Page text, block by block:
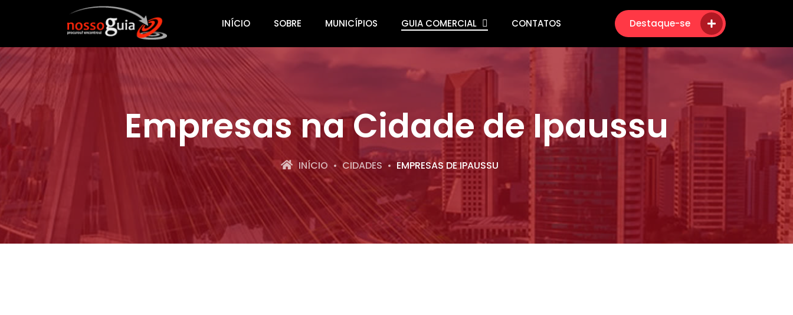
INÍCIO SOBRE MUNICÍPIOS GUIA COMERCIAL CONTATOS Destaque-se
Empresas na Cidade de Ipaussu
INÍCIO CIDADES EMPRESAS DE IPAUSSU